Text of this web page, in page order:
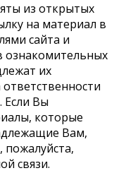
из открытых
на материал в
сайта и
ознакомительных
их
Если Вы
которые
Вам,
связи.